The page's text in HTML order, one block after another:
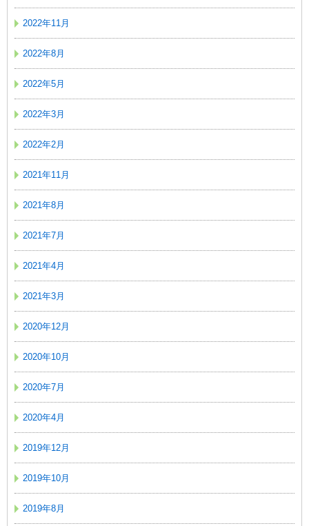
2022年11月
2022年8月
2022年5月
2022年3月
2022年2月
2021年11月
2021年8月
2021年7月
2021年4月
2021年3月
2020年12月
2020年10月
2020年7月
2020年4月
2019年12月
2019年10月
2019年8月